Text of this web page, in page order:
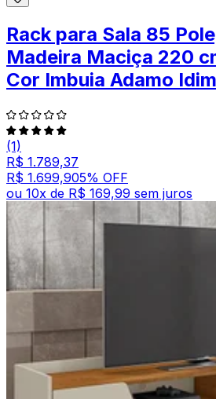
Rack para Sala 85
Madeira Maciça 220
Cor Imbuia Adamo
(1)
R$ 1.789,37
R$ 1.699,905% OFF
ou 10x de R$ 169,99 sem juros